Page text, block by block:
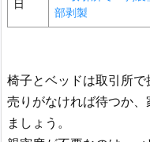
日
部剥製
椅子とベッドは取引所で
売りがなければ待つか
ましょう。